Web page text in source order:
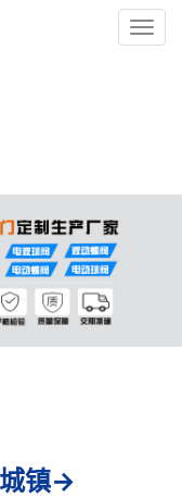
镇→